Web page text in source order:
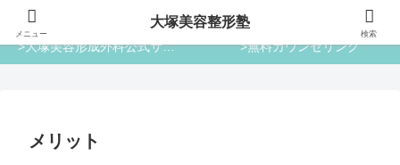
大塚美容整形塾
>大塚美容形成外科公式サイト >無料カウンセリング
メリット
メニュー
大塚美容整形塾
検索